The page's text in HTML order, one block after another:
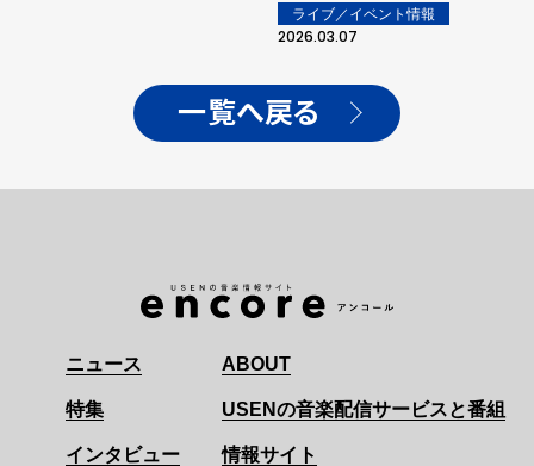
ライブ／イベント情報
2026.03.07
一覧へ戻る
ニュース
特集
インタビュー
ABOUT
USENの音楽配信サービスと番組
情報サイト